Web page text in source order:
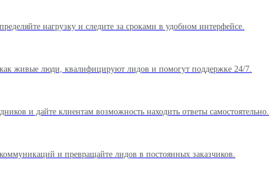
нагрузку и следите за сроками в удобном интерфейсе.
живые люди, квалифицируют лидов и помогут поддержке 24/7.
и дайте клиентам возможность находить ответы самостоятельно.
и превращайте лидов в постоянных заказчиков.